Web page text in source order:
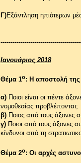
Γ)Εξάντληση ηπιότερων
Ιανουάριος 2018
Θέμα 1ο: Η αποστολή
α) Ποιοι είναι οι πέντε
νομοθεσίας προβλέπονται;
β) Ποιος από τους άξονες
γ) Ποιοι από τους άξονες
κίνδυνοι από τη
Θέμα 2ο: Οι αρχές